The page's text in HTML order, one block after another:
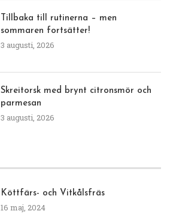
Tillbaka till rutinerna – men
sommaren fortsätter!
3 augusti, 2026
Skreitorsk med brynt citronsmör och
parmesan
3 augusti, 2026
Köttfärs- och Vitkålsfräs
16 maj, 2024